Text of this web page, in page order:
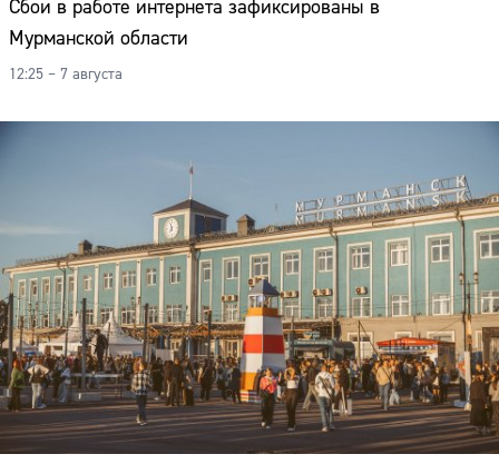
Сбои в работе интернета зафиксированы в
Мурманской области
12:25 – 7 августа